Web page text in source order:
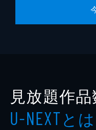
見放題作品
U-NEXTとは